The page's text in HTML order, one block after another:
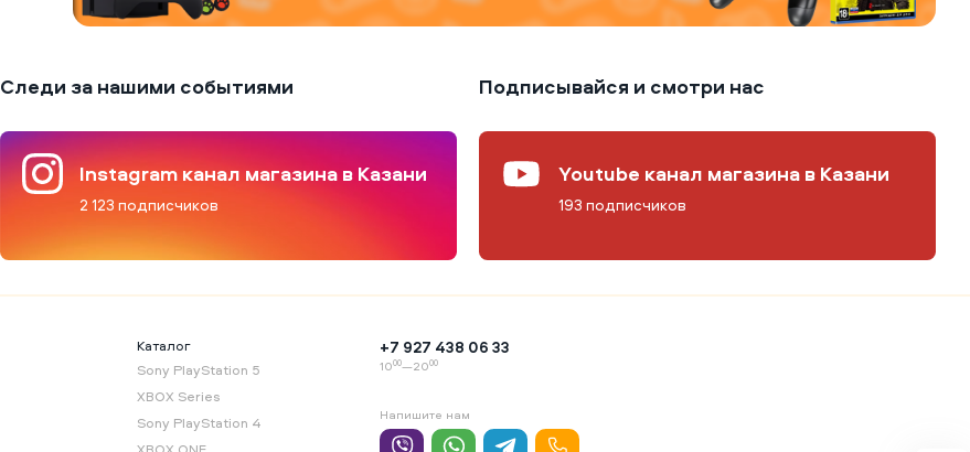
Следи за нашими событиями
Instagram канал магазина в Казани
2 123 подписчиков
Подписывайся и смотри нас
Youtube канал магазина в Казани
193 подписчиков
Каталог
Sony PlayStation 5
XBOX Series
Sony PlayStation 4
+7 927 438 06 33
1000—2000
Напишите нам